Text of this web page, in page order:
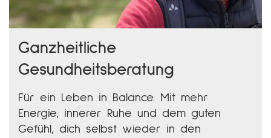
Ganzheitliche
Gesundheitsberatung
Für ein Leben in Balance. Mit mehr
Energie, innerer Ruhe und dem guten
Gefühl, dich selbst wieder in den